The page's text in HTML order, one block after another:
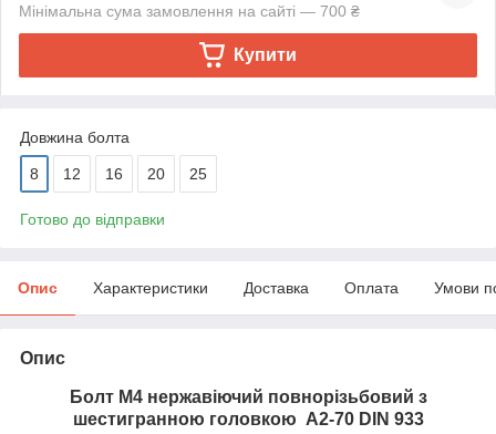
Мінімальна сума замовлення на сайті — 700 ₴
Купити
Довжина болта
8 12 16 20 25
Готово до відправки
Опис Характеристики Доставка Оплата Умови
Опис
Болт M4 нержавіючий повнорізьбовий з
шестигранною головкою А2-70 DIN 933